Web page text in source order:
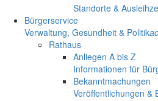
Standorte &
Bürgerservice
Verwaltung, Gesundheit & Politik
Rathaus
Anliegen A bis Z
Informationen für
Bekanntmachungen
Veröffentlichungen &